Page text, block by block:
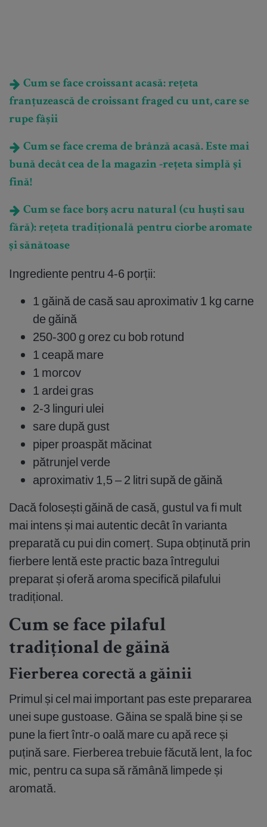
Cum se face croissant acasă: rețeta
franțuzească de croissant fraged cu unt, care se
rupe fâșii
Cum se face crema de brânză acasă. Este mai
bună decât cea de la magazin -rețeta simplă și
fină!
Cum se face borș acru natural (cu huști sau
fără): rețeta tradițională pentru ciorbe aromate
și sănătoase
Ingrediente pentru 4-6 porții:
1 găină de casă sau aproximativ 1 kg carne
de găină
250-300 g orez cu bob rotund
1 ceapă mare
1 morcov
1 ardei gras
2-3 linguri ulei
sare după gust
piper proaspăt măcinat
pătrunjel verde
aproximativ 1,5 – 2 litri supă de găină
Dacă folosești găină de casă, gustul va fi mult
mai intens și mai autentic decât în varianta
preparată cu pui din comerț. Supa obținută prin
fierbere lentă este practic baza întregului
preparat și oferă aroma specifică pilafului
tradițional.
Cum se face pilaful
tradițional de găină
Fierberea corectă a găinii
Primul și cel mai important pas este prepararea
unei supe gustoase. Găina se spală bine și se
pune la fiert într-o oală mare cu apă rece și
puțină sare. Fierberea trebuie făcută lent, la foc
mic, pentru ca supa să rămână limpede și
aromată.